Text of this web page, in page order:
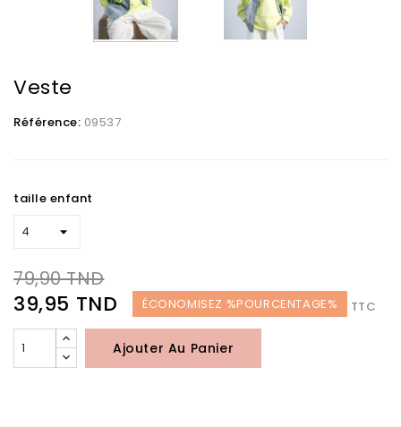
Veste
Référence: 09537
taille enfant
79,90 TND
39,95 TND ÉCONOMISEZ %POURCENTAGE% TTC
Ajouter Au Panier